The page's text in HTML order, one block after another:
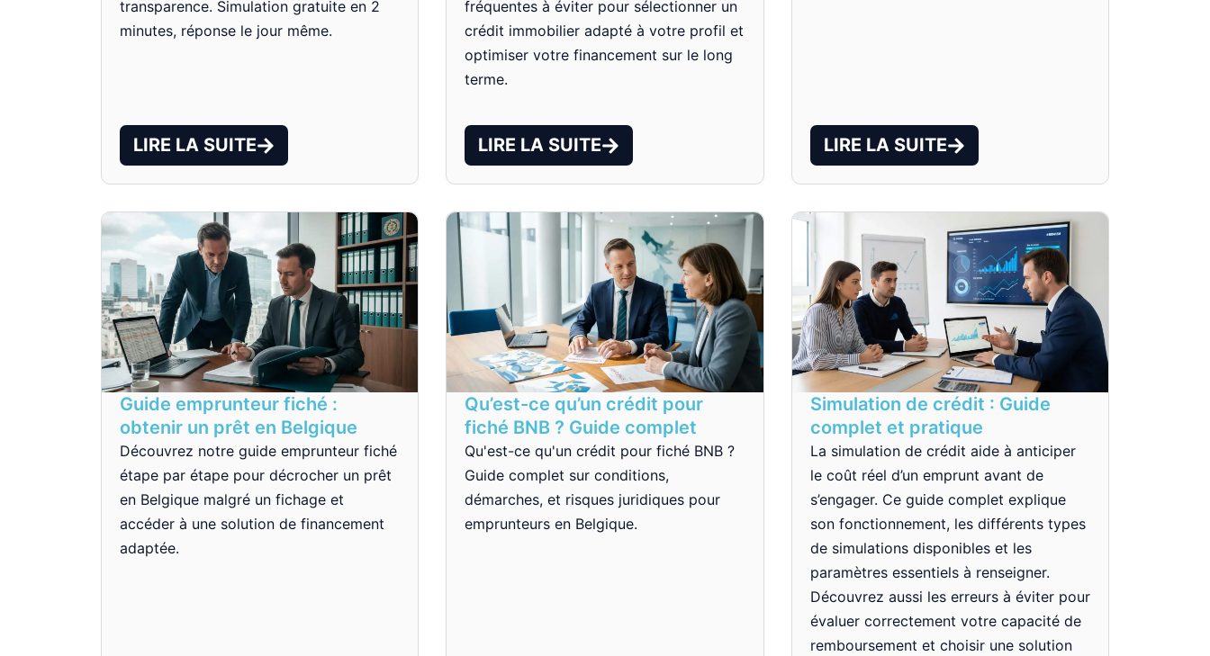
transparence. Simulation gratuite en 2
minutes, réponse le jour même.
LIRE LA SUITE
fréquentes à éviter pour sélectionner un
crédit immobilier adapté à votre profil et
optimiser votre financement sur le long
terme.
LIRE LA SUITE LIRE LA SUITE
Guide emprunteur fiché :
obtenir un prêt en Belgique
Découvrez notre guide emprunteur fiché
étape par étape pour décrocher un prêt
en Belgique malgré un fichage et
accéder à une solution de financement
adaptée.
Qu’est-ce qu’un crédit pour
fiché BNB ? Guide complet
Qu'est-ce qu'un crédit pour fiché BNB ?
Guide complet sur conditions,
démarches, et risques juridiques pour
emprunteurs en Belgique.
Simulation de crédit : Guide
complet et pratique
La simulation de crédit aide à anticiper
le coût réel d’un emprunt avant de
s’engager. Ce guide complet explique
son fonctionnement, les différents types
de simulations disponibles et les
paramètres essentiels à renseigner.
Découvrez aussi les erreurs à éviter pour
évaluer correctement votre capacité de
remboursement et choisir une solution